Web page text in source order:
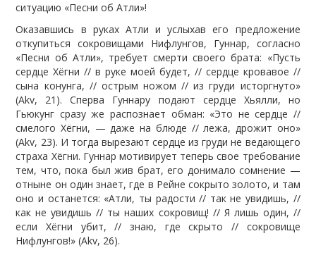
ситуацию «Песни об Атли»!
Оказавшись в руках Атли и услыхав его предложение
откупиться сокровищами Нифлунгов, Гуннар, согласно
«Песни об Атли», требует смерти своего брата: «Пусть
сердце Хёгни // в руке моей будет, // сердце кровавое //
сына конунга, // острым ножом // из груди исторгнуто»
(Akv, 21). Сперва Гуннару подают сердце Хьялли, но
Гьюкунг сразу же распознает обман: «Это не сердце //
смелого Хёгни, — даже на блюде // лежа, дрожит оно»
(Akv, 23). И тогда вырезают сердце из груди не ведающего
страха Хёгни. Гуннар мотивирует теперь свое требование
тем, что, пока был жив брат, его донимало сомнение —
отныне он один знает, где в Рейне сокрыто золото, и там
оно и останется: «Атли, ты радости // так не увидишь, //
как не увидишь // ты наших сокровищ! // Я лишь один, //
если Хёгни убит, // знаю, где скрыто // сокровище
Нифлунгов!» (Akv, 26).